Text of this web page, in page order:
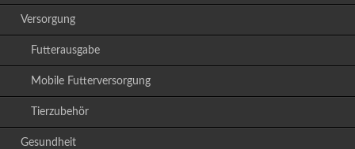
Versorgung
Futterausgabe
Mobile Futterversorgung
Tierzubehör
Gesundheit